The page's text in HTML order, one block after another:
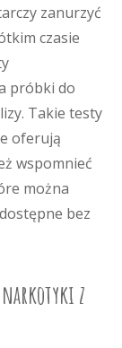
zanurzyć
czasie
próbki do
Takie testy
oferują
wspomnieć
można
bez
z